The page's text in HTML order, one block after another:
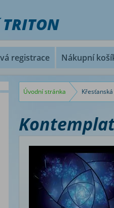
registrace Nákupní
Úvodní stránka